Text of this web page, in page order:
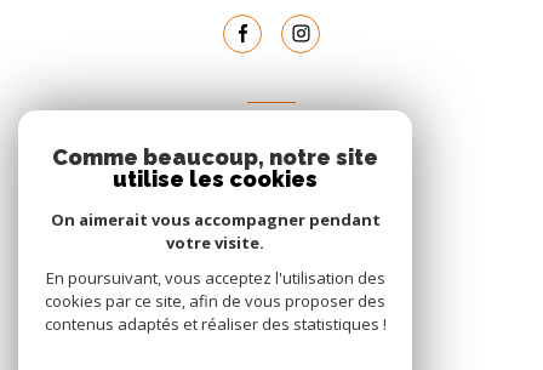
clients
Comme beaucoup, notre site
utilise les cookies
On aimerait vous accompagner pendant
votre visite.
En poursuivant, vous acceptez l'utilisation des
cookies par ce site, afin de vous proposer des
contenus adaptés et réaliser des statistiques !